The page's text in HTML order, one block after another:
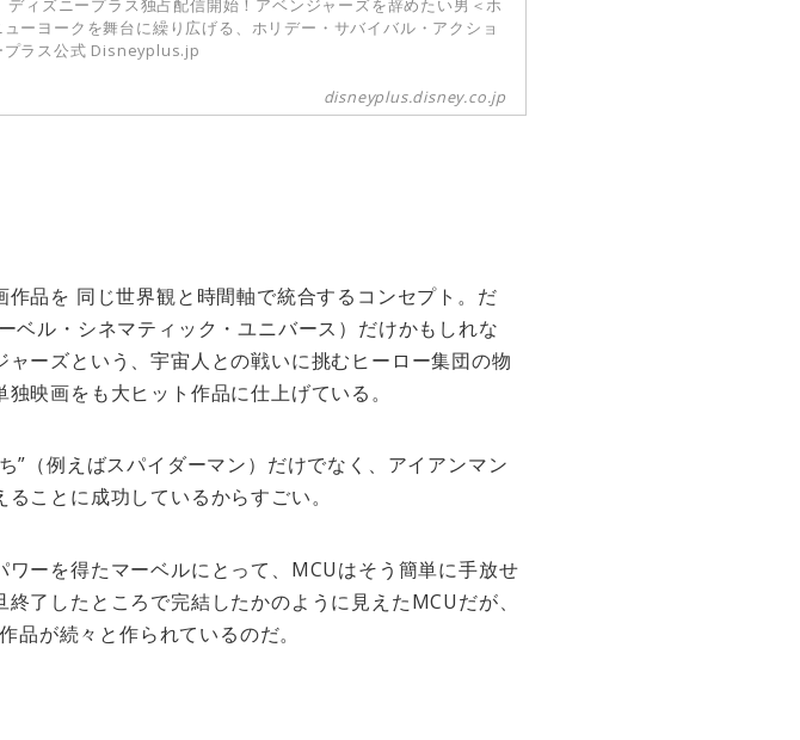
ーヨークを舞台に繰り広げる、ホリデー・サバイバル・アクショ
プラス公式 Disneyplus.jp
disneyplus.disney.co.jp
品を 同じ世界観と時間軸で統合するコンセプト。だ
ベル・シネマティック・ユニバース）だけかもしれな
ーズという、宇宙人との戦いに挑むヒーロー集団の物
映画をも大ヒット作品に仕上げている。
”（例えばスパイダーマン）だけでなく、アイアンマン
ことに成功しているからすごい。
ーを得たマーベルにとって、MCUはそう簡単に手放せ
了したところで完結したかのように見えたMCUだが、
品が続々と作られているのだ。